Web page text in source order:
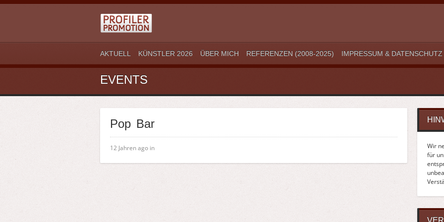
AKTUELL KÜNSTLER 2026 ÜBER MICH REFERENZEN (2008-2025) IMPRESSUM & DATENSCHUTZ
EVENTS
Pop Bar
12 Jahren ago in
Wir
für